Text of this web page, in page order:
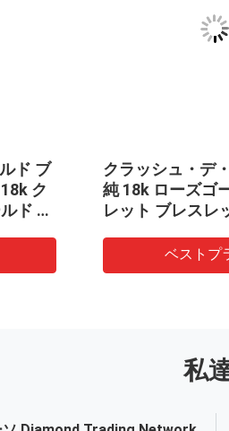
ド ブ
ク
ド ブ
クラッシュ・デ
純 18k ローズゴ
レット ブレスレ
ベストプ
私